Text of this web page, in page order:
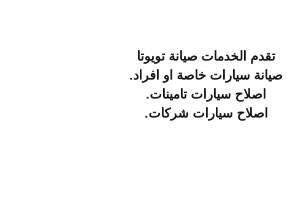
تقدم الخدمات صيانة تويوتا
صيانة سيارات خاصة او افراد.
اصلاح سيارات تامينات.
اصلاح سيارات شركات.